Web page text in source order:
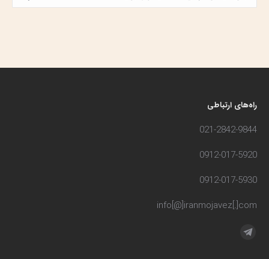
راه‌های ارتباطی
021-2842-9844
0912-017-5920
0912-017-5930
info[@]iranmojavez[.]com
مارا در اینجا پیدا کنید:
تلگرام